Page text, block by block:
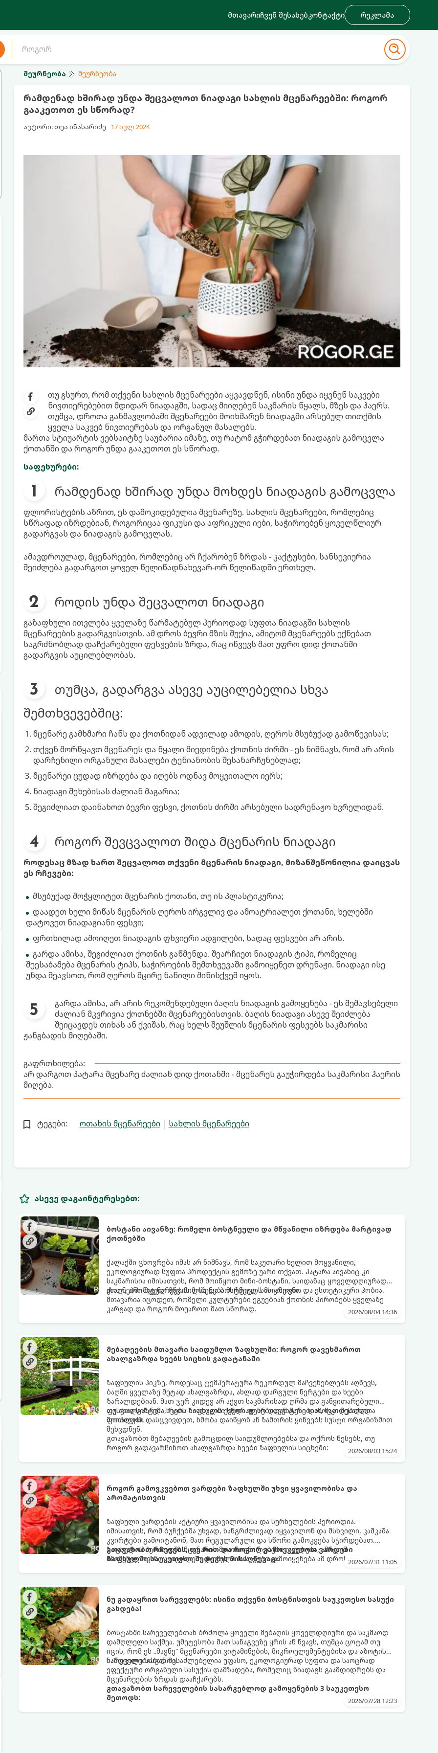
მთავარიჩვენ შესახებკონტაქტი რეკლამა
მეურნეობა მეურნეობა
რამდენად ხშირად უნდა შეცვალოთ ნიადაგი სახლის მცენარეებში: როგორ
გააკეთოთ ეს სწორად?
ავტორი: თეა ინასარიძე 17 ივლ 2024
თუ გსურთ, რომ თქვენი სახლის მცენარეები აყვავდნენ, ისინი უნდა იყვნენ საკვები
ნივთიერებებით მდიდარ ნიადაგში, სადაც მიიღებენ საკმარის წყალს, მზეს და ჰაერს.
თუმცა, დროთა განმავლობაში მცენარეები მოიხმარენ ნიადაგში არსებულ თითქმის
ყველა საკვებ ნივთიერებას და ორგანულ მასალებს.
მართა სტიუარტის ვებსაიტზე საუბარია იმაზე, თუ რატომ გჭირდებათ ნიადაგის გამოცვლა
ქოთანში და როგორ უნდა გააკეთოთ ეს სწორად.
საფეხურები:
რამდენად ხშირად უნდა მოხდეს ნიადაგის გამოცვლა
ფლორისტების აზრით, ეს დამოკიდებულია მცენარეზე. სახლის მცენარეები, რომლებიც
სწრაფად იზრდებიან, როგორიცაა ფიკუსი და აფრიკული იები, საჭიროებენ ყოველწლიურ
გადარგვას და ნიადაგის გამოცვლას.
ამავდროულად, მცენარეები, რომლებიც არ ჩქარობენ ზრდას - კაქტუსები, სანსევიერია
შეიძლება გადარგოთ ყოველ წელიწადნახევარ-ორ წელიწადში ერთხელ.
როდის უნდა შეცვალოთ ნიადაგი
გაზაფხული ითვლება ყველაზე წარმატებულ პერიოდად სუფთა ნიადაგში სახლის
მცენარეების გადარგვისთვის. ამ დროს ბევრი მზის შუქია, ამიტომ მცენარეებს ექნებათ
საგრძნობლად დაჩქარებული ფესვების ზრდა, რაც იწვევს მათ უფრო დიდ ქოთანში
გადარგვის აუცილებლობას.
თუმცა, გადარგვა ასევე აუცილებელია სხვა
შემთხვევებშიც:
მცენარე გამხმარი ჩანს და ქოთნიდან ადვილად ამოდის, ღეროს მსუბუქად გამოწევისას;
თქვენ მორწყავთ მცენარეს და წყალი მიედინება ქოთნის ძირში - ეს ნიშნავს, რომ არ არის
დარჩენილი ორგანული მასალები ტენიანობის შესანარჩუნებლად;
მცენარეი ცუდად იზრდება და იღებს ოდნავ მოყვითალო იერს;
ნიადაგი შეხებისას ძალიან მაგარია;
შეგიძლიათ დაინახოთ ბევრი ფესვი, ქოთნის ძირში არსებული სადრენაჟო ხვრელიდან.
როგორ შევცვალოთ შიდა მცენარის ნიადაგი
როდესაც მზად ხართ შეცვალოთ თქვენი მცენარის ნიადაგი, მიზანშეწონილია დაიცვას
ეს რჩევები:
მსუბუქად მოჭყლიტეთ მცენარის ქოთანი, თუ ის პლასტიკურია;
დაადეთ ხელი მიწას მცენარის ღეროს ირგვლივ და ამოატრიალეთ ქოთანი, ხელებში
დატოვეთ ნიადაგიანი ფესვი;
ფრთხილად ამოიღეთ ნიადაგის ფხვიერი ადგილები, სადაც ფესვები არ არის.
გარდა ამისა, შეგიძლიათ ქოთნის გაწმენდა. შეარჩიეთ ნიადაგის ტიპი, რომელიც
შეესაბამება მცენარის ტიპს, საჭიროების შემთხვევაში გამოიყენეთ დრენაჟი. ნიადაგი ისე
უნდა შეავსოთ, რომ ღეროს მცირე ნაწილი მიწისქვეშ იყოს.
გარდა ამისა, არ არის რეკომენდებული ბაღის ნიადაგის გამოყენება - ეს შემავსებელი
ძალიან მკვრივია ქოთნებში მცენარეებისთვის. ბაღის ნიადაგი ასევე შეიძლება
შეიცავდეს თიხას ან ქვიშას, რაც ხელს შეუშლის მცენარის ფესვებს საკმარისი
ჟანგბადის მიღებაში.
გაფრთხილება:
არ დარგოთ პატარა მცენარე ძალიან დიდ ქოთანში - მცენარეს გაუჭირდება საკმარისი ჰაერის
მიღება.
ტეგები: ოთახის მცენარეები სახლის მცენარეები
ასევე დაგაინტერესებთ:
ბოსტანი აივანზე: რომელი ბოსტნეული და მწვანილი იზრდება მარტივად
ქოთნებში
ქალაქში ცხოვრება იმას არ ნიშნავს, რომ საკუთარი ხელით მოყვანილი,
ეკოლოგიურად სუფთა პროდუქტის გემოზე უარი თქვათ. პატარა აივანიც კი
საკმარისია იმისათვის, რომ მოიწყოთ მინი-ბოსტანი, საიდანაც ყოველდღიურად
ახალ, არომატულ მწვანილსა და ბოსტნეულს მოკრეფთ.
ქოთნებში მცენარეების მოშენება მარტივი, სასიამოვნო და ესთეტიკური ჰობია.
მთავარია იცოდეთ, რომელი კულტურები ეგუებიან ქოთნის პირობებს ყველაზე
კარგად და როგორ მოუაროთ მათ სწორად.
2026/08/04 14:36
მებაღეების მთავარი საიდუმლო ზაფხულში: როგორ დავეხმაროთ
ახალგაზრდა ხეებს სიცხის გადატანაში
ზაფხულის პიკზე, როდესაც ტემპერატურა რეკორდულ მაჩვენებლებს აღწევს,
ბაღში ყველაზე მეტად ახალგაზრდა, ახლად დარგული ნერგები და ხეები
ზარალდებიან. მათ ჯერ კიდევ არ აქვთ საკმარისად ღრმა და განვითარებული
ფესვთა სისტემა, რათა ნიადაგის ქვედა ფენებიდან ტენი დამოუკიდებლად
მოიპოვონ.
თუ ახალგაზრდა ხეებს ზაფხულში სწორად არ დავეხმარებით, მათ შესაძლოა
ფოთლები დასცვივდეთ, ხმობა დაიწყონ ან ზამთრის ყინვებს სუსტი ორგანიზმით
შეხვდნენ.
გთავაზობთ მებაღეების გამოცდილ საიდუმლოებებსა და ოქროს წესებს, თუ
როგორ გადავარჩინოთ ახალგაზრდა ხეები ზაფხულის სიცხეში:
2026/08/03 15:24
როგორ გამოვკვებოთ ვარდები ზაფხულში უხვი ყვავილობისა და
არომატისთვის
ზაფხული ვარდების აქტიური ყვავილობისა და სურნელების პერიოდია.
იმისათვის, რომ ბუჩქებმა უხვად, ხანგრძლივად იყვავილონ და მსხვილი, კაშკაშა
კვირტები გამოიტანონ, მათ რეგულარული და სწორი გამოკვება სჭირდებათ.
ზაფხულის პერიოდში მცენარის მოთხოვნილებები იცვლება, ამიტომ
მნიშვნელოვანია ვიცოდეთ, რომელი სასუქები გამოიყენება ამ დროს.
გთავაზობთ რჩევებს, თუ რით და როგორ გამოვკვებოთ ვარდები
ზაფხულში საუკეთესო შედეგის მისაღწევად:
2026/07/31 11:05
ნუ გადაყრით სარეველებს: ისინი თქვენი ბოსტნისთვის საუკეთესო სასუქი
გახდება!
ბოსტანში სარეველებთან ბრძოლა ყოველი მებაღის ყოველდღიური და საკმაოდ
დამღლელი საქმეა. უმეტესობა მათ სანაგვეზე ყრის ან წვავს, თუმცა ცოტამ თუ
იცის, რომ ეს „მავნე“ მცენარეები ვიტამინების, მიკროელემენტებისა და აზოტის
ნამდვილი საბადოა.
სარეველებისგან შესაძლებელია უფასო, ეკოლოგიურად სუფთა და საოცრად
ეფექტური ორგანული სასუქის დამზადება, რომელიც ნიადაგს გაამდიდრებს და
მცენარეების ზრდას დააჩქარებს.
გთავაზობთ სარეველების სასარგებლოდ გამოყენების 3 საუკეთესო
მეთოდს:
2026/07/28 12:23